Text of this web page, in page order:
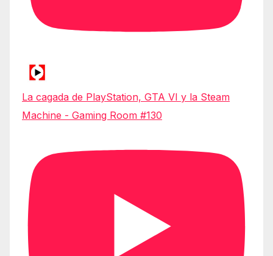
La cagada de PlayStation, GTA VI y la Steam
Machine - Gaming Room #130